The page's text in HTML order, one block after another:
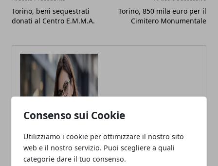
Consenso sui Cookie
Utilizziamo i cookie per ottimizzare il nostro sito
web e il nostro servizio. Puoi scegliere a quali
categorie dare il tuo consenso.
Torino, beni sequestrati
donati al Centro E.M.M.A.
Torino, 850 mila euro per il
Cimitero Monumentale
Fabiana Fissore è web editor e
lifestyle urbano ed eventi locali.
Racconta la città con uno stile fresco
e coinvolgente, a stretto contatto con
il territorio.